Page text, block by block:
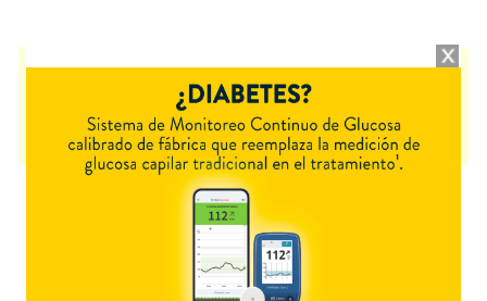
NEOSTRATA RESTORE CREMA DE DIA FPS23contiene
y se indica comoAntienvejecimiento
y cuenta con 1 presentación disponible.
Producto importado.
Otros productos congluconolactona+asoc.
Otros productos deValuge